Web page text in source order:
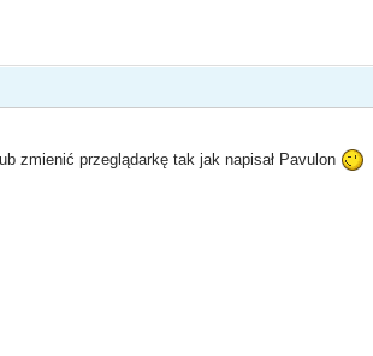
zmienić przeglądarkę tak jak napisał Pavulon